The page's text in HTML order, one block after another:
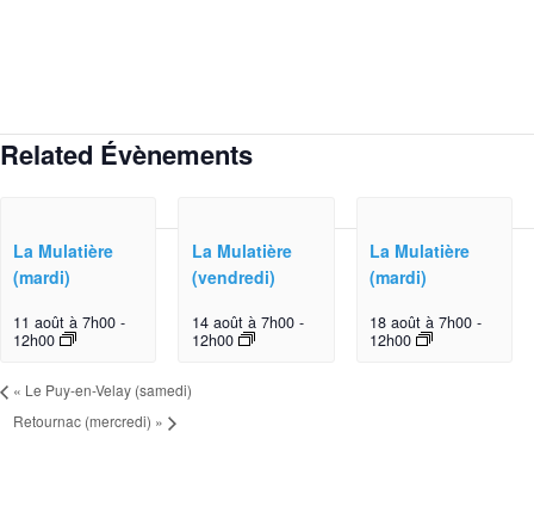
Related Évènements
La Mulatière
(mardi)
11 août à 7h00 -
12h00
La Mulatière
(vendredi)
14 août à 7h00-
12h00
La Mulatière
(mardi)
18 août à 7h00-
12h00
« Le Puy-en-Velay (samedi)
Retournac (mercredi) »